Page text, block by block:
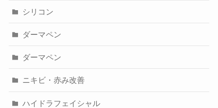
シリコン
ダーマペン
ダーマペン
ニキビ・赤み改善
ハイドラフェイシャル